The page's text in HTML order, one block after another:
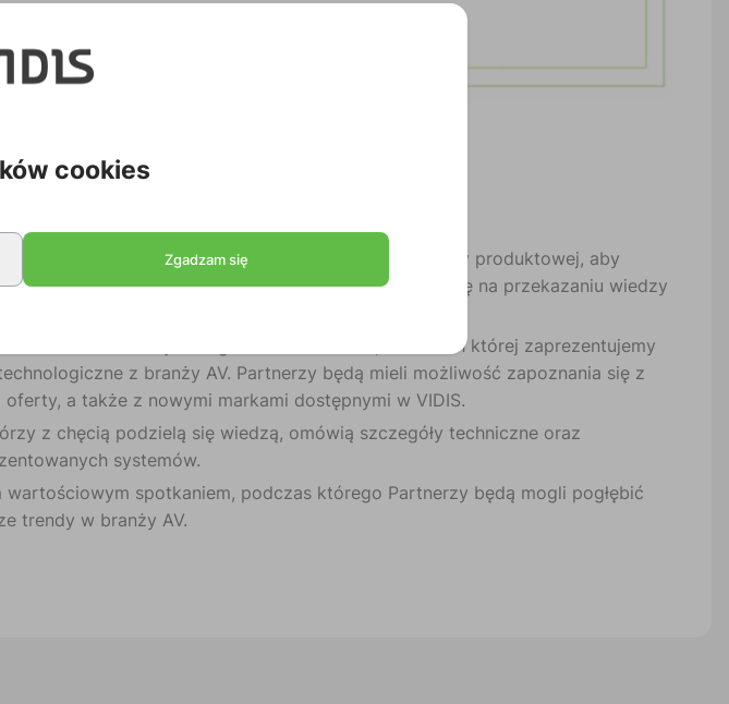
VIDIS 2026
AV i jak ważne jest posiadanie odpowiedniej wiedzy produktowej, aby
Dlatego organizujemy konferencję, która skupia się na przekazaniu wiedzy
rozbudowana część targowo-szkoleniowa, w ramach której zaprezentujemy
z branży AV. Partnerzy będą mieli możliwość zapoznania się z
a także z nowymi markami dostępnymi w VIDIS.
z chęcią podzielą się wiedzą, omówią szczegóły techniczne oraz
systemów.
spotkaniem, podczas którego Partnerzy będą mogli pogłębić
trendy w branży AV.
cookies
Zgadzam się